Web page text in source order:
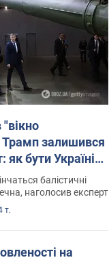
залишився
бути Україні?
балістичні
наголосив експерт
т.
на